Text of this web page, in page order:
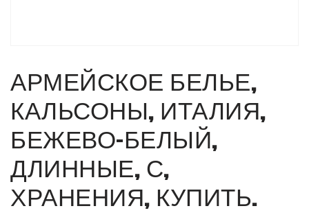
АРМЕЙСКОЕ БЕЛЬЕ,
КАЛЬСОНЫ, ИТАЛИЯ,
БЕЖЕВО-БЕЛЫЙ,
ДЛИННЫЕ, С,
ХРАНЕНИЯ, КУПИТЬ.